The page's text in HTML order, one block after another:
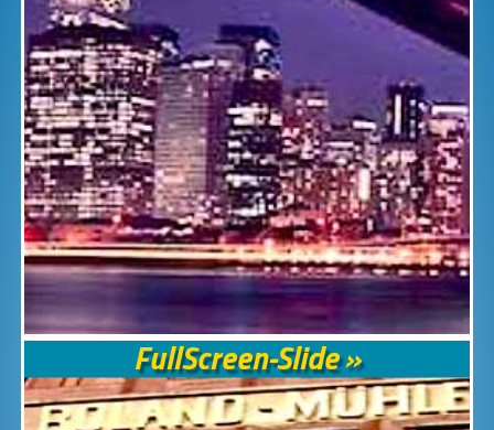
FullScreen-Slide »